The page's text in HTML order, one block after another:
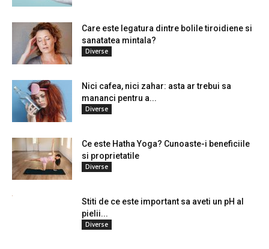
Care este legatura dintre bolile tiroidiene si
sanatatea mintala?
Diverse
Nici cafea, nici zahar: asta ar trebui sa
mananci pentru a...
Diverse
Ce este Hatha Yoga? Cunoaste-i beneficiile
si proprietatile
Diverse
Stiti de ce este important sa aveti un pH al
pielii...
Diverse